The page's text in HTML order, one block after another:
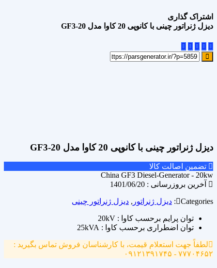
اشتراک گذاری
دیزل ژنراتور چینی با کانوپی 20 کاوا مدل GF3-20
دیزل ژنراتور چینی با کانوپی 20 کاوا مدل GF3-20
تضمین اصالت کالا
China GF3 Diesel-Generator - 20kw
آخرین بروزرسانی : 1401/06/20
Categories: دیزل ژنراتور , دیزل ژنراتور چینی
توان پرایم برحسب کاوا : 20kV
توان اضطراری برحسب کاوا : 25kVA
لطفاً جهت استعلام قیمت، با کارشناسان فروش تماس بگیرید :
۷۷۷۰۴۶۵۲ - ۰۹۱۲۱۳۹۱۷۴۵